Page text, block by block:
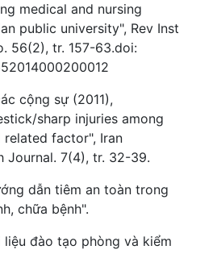
medical and nursing
public university", Rev Inst
56(2), tr. 157-63.doi:
cộng sự (2011),
sharp injuries among
related factor", Iran
Journal. 7(4), tr. 32-39.
dẫn tiêm an toàn trong
chữa bệnh".
liệu đào tạo phòng và kiểm